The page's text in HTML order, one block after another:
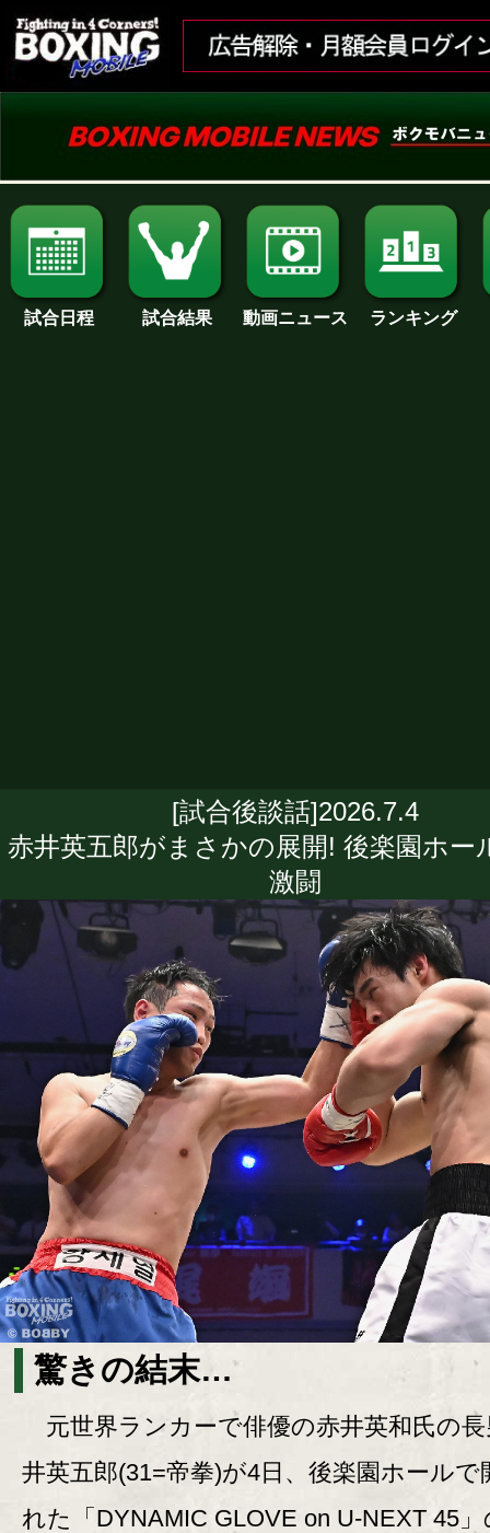
試合日程 試合結果 動画ニュース ランキング
[試合後談話]2026.7.4
赤井英五郎がまさかの展開! 後楽園ホー
激闘
驚きの結末…
元世界ランカーで俳優の赤井英和氏の長
井英五郎(31=帝拳)が4日、後楽園ホールで
れた「DYNAMIC GLOVE on U-NEXT 45」